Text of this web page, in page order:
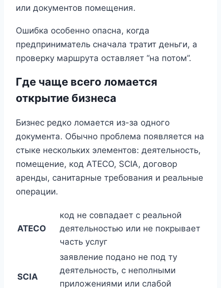
или документов помещения.
Ошибка особенно опасна, когда
предприниматель сначала тратит деньги, а
проверку маршрута оставляет “на потом”.
Где чаще всего ломается
открытие бизнеса
Бизнес редко ломается из-за одного
документа. Обычно проблема появляется на
стыке нескольких элементов: деятельность,
помещение, код ATECO, SCIA, договор
аренды, санитарные требования и реальные
операции.
ATECO
код не совпадает с реальной
деятельностью или не покрывает
часть услуг
SCIA
заявление подано не под ту
деятельность, с неполными
приложениями или слабой